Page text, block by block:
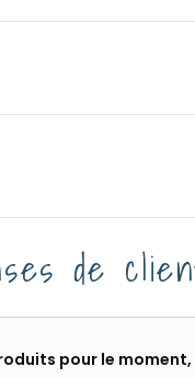
de
pour le moment,